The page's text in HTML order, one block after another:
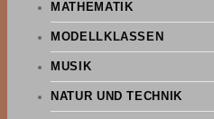
MATHEMATIK
MODELLKLASSEN
MUSIK
NATUR UND TECHNIK